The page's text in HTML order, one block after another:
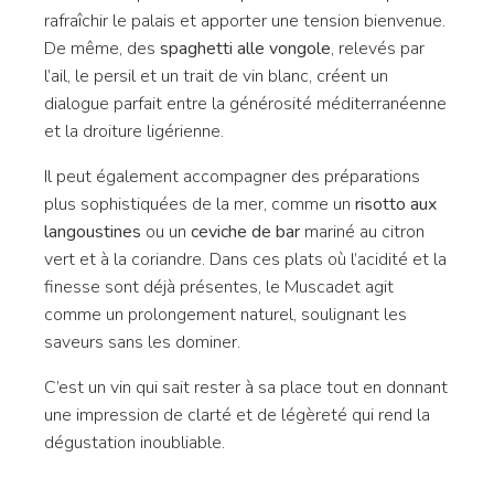
rafraîchir le palais et apporter une tension bienvenue.
De même, des spaghetti alle vongole, relevés par
l’ail, le persil et un trait de vin blanc, créent un
dialogue parfait entre la générosité méditerranéenne
et la droiture ligérienne.
Il peut également accompagner des préparations
plus sophistiquées de la mer, comme un risotto aux
langoustines ou un ceviche de bar mariné au citron
vert et à la coriandre. Dans ces plats où l’acidité et la
finesse sont déjà présentes, le Muscadet agit
comme un prolongement naturel, soulignant les
saveurs sans les dominer.
C’est un vin qui sait rester à sa place tout en donnant
une impression de clarté et de légèreté qui rend la
dégustation inoubliable.